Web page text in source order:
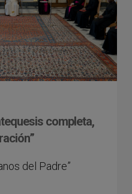
completa,
del Padre”